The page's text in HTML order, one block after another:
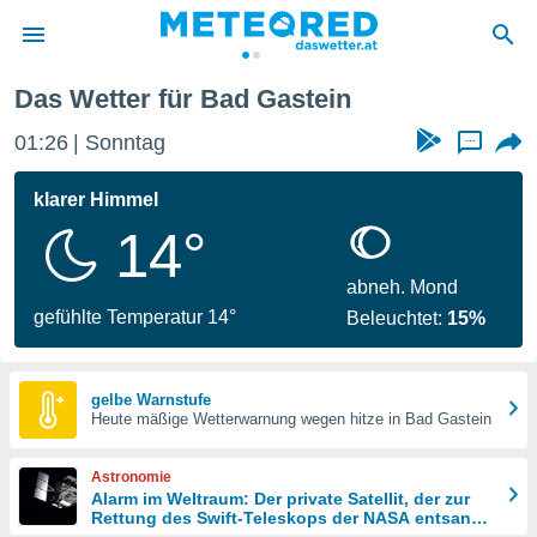
wurde
dass
sind.
diese
Das Wetter für Bad Gastein
01:26 Sonntag ...
klarer Himmel
14°
gefühlte Temperatur 14°
abneh. Mond
Beleuchtet: 15%
gelbe Warnstufe
Heute mäßige Wetterwarnung wegen hitze in Bad Gastein
Astronomie
Alarm im Weltraum: Der private Satellit, der zur
Rettung des Swift-Teleskops der NASA entsandt